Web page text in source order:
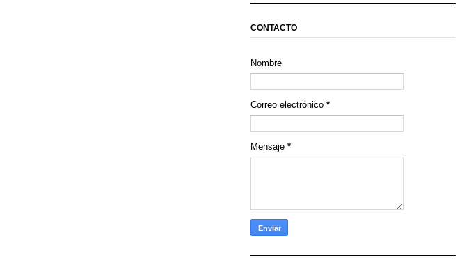
CONTACTO
Nombre
Correo electrónico *
Mensaje *